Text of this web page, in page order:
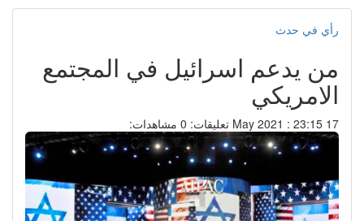
رأي في حدث
من يدعم اسرائيل في المجتمع
الامريكي
17 May 2021 : 23:15 تعليقات: 0 مشاهدات: